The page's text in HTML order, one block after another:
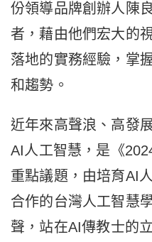
份領導品牌創辦人陳
者，藉由他們宏大的
落地的實務經驗，掌
和趨勢。
近年來高聲浪、高發
AI人工智慧，是《
重點議題，由培育AI
合作的台灣人工智慧
聲，站在AI傳教士的